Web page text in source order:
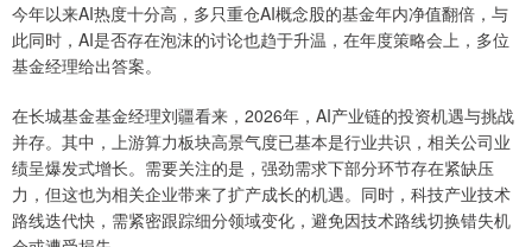
今年以来AI热度十分高，多只重仓AI概念股的基金年内净值翻倍，与
此同时，AI是否存在泡沫的讨论也趋于升温，在年度策略会上，多位
基金经理给出答案。
在长城基金基金经理刘疆看来，2026年，AI产业链的投资机遇与挑战
并存。其中，上游算力板块高景气度已基本是行业共识，相关公司业
绩呈爆发式增长。需要关注的是，强劲需求下部分环节存在紧缺压
力，但这也为相关企业带来了扩产成长的机遇。同时，科技产业技术
路线迭代快，需紧密跟踪细分领域变化，避免因技术路线切换错失机